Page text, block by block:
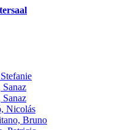
Nicolás
Bruno